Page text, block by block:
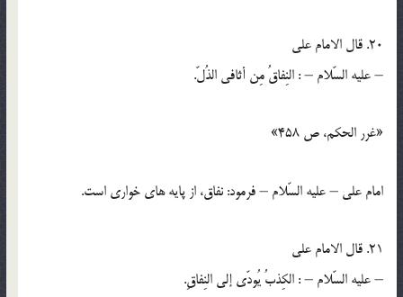
20. قال الامام علي
– عليه السّلام – : النِفاقُ مِن أثافي الذُلّ.
«غرر الحكم، ص 458»
امام علي – عليه السّلام – فرمود: نفاق، از پايه هاي خواري است.
21. قال الامام علي
– عليه السّلام – : الكِذبُ يُودّي إلي النِفاقِ.